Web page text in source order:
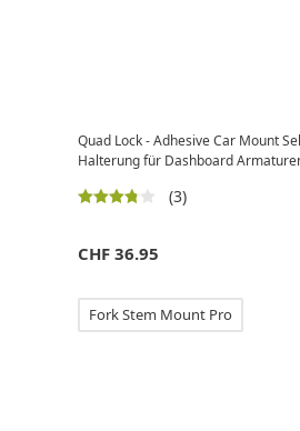
Quad Lock - Adhesive Car Mount
Halterung für Dashboard
(3)
CHF 36.95
Fork Stem Mount Pro